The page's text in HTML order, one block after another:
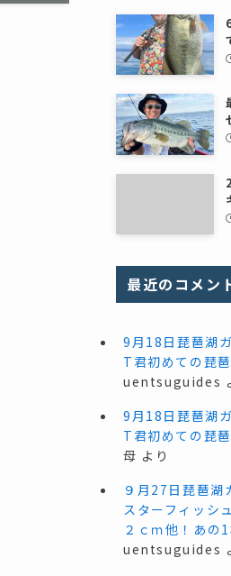
最近のコメン
9月18日琵琶湖
T君初めての琵
uentsuguides
9月18日琵琶湖
T君初めての琵
母 より
９月27日琵琶湖
スターフィッシ
２ｃｍ他！あの
uentsuguides